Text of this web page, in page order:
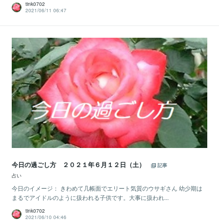
tink0702
2021/06/11 06:47
今日の過ごし方 ２０２１年６月１２日（土）
記事
占い
今日のイメージ： きわめて几帳面でエリート気質のウサギさん 幼少期は
まるでアイドルのように扱われる子供です。大事に扱われ...
tink0702
2021/06/10 04:46